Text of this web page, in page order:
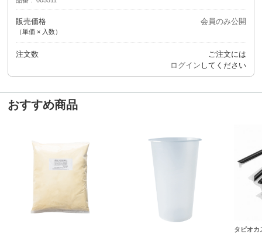
販売価格
（単価 × 入数）
会員のみ公開
注文数
ご注文には
ログイン してください
おすすめ商品
タピオカ